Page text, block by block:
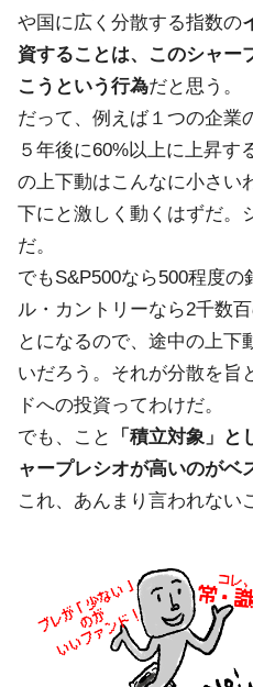
や国に広く分散する指数の
資することは、このシャー
こうという行為だと思う。
だって、例えば１つの企業
５年後に60%以上に上昇す
の上下動はこんなに小さい
下にと激しく動くはずだ。
だ。
でもS&P500なら500程度
ル・カントリーなら2千数
とになるので、途中の上下
いだろう。それが分散を旨
ドへの投資ってわけだ。
でも、こと
「積立対象」
ャープレシオが高いのがベ
これ、あんまり言われない